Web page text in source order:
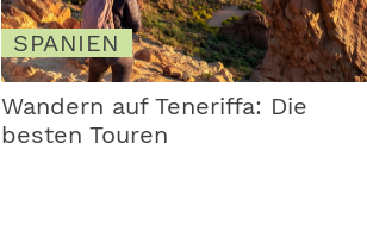
SPANIEN
Wandern auf Teneriffa: Die
besten Touren